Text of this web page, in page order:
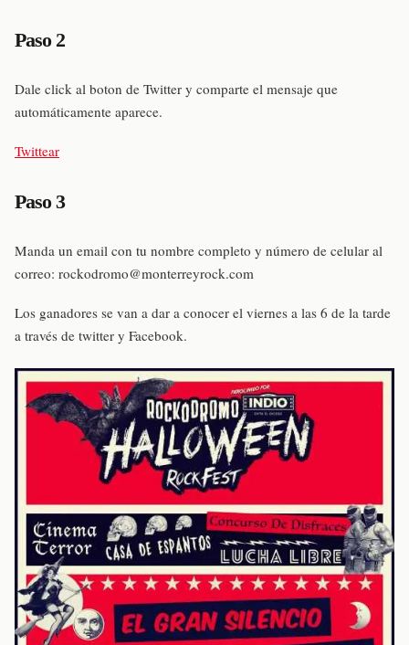
Paso 2
Dale click al boton de Twitter y comparte el mensaje que
automáticamente aparece.
Twittear
Paso 3
Manda un email con tu nombre completo y número de celular al
correo: rockodromo@monterreyrock.com
Los ganadores se van a dar a conocer el viernes a las 6 de la tarde
a través de twitter y Facebook.